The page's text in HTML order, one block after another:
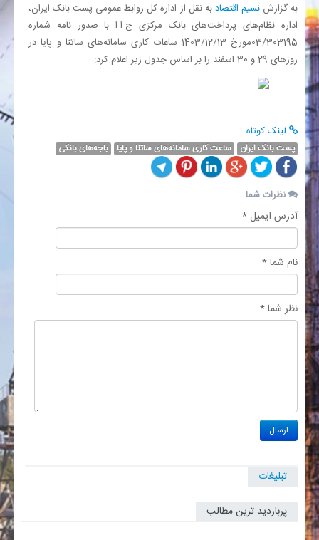
به گزارشنسیم اقتصادبه نقل از اداره کل روابط عمومی پست بانک ایران،
اداره نظام‌های پرداخت‌های بانک مرکزی ج.ا.ا با صدور نامه‌ شماره
03/303195مورخ 1403/12/13 ساعات کاری سامانه‌های ساتنا و پایا در
روزهای 29 و 30 اسفند را بر اساس جدول زیر اعلام کرد:
لینک کوتاه
پست بانک ایران ساعت کاری سامانه‌های ساتنا و پایا باجه‌های بانکی
نظرات شما
آدرس ایمیل *
نام شما *
نظر شما *
تبلیغات
پربازدید ترین مطالب